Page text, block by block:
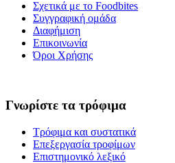
Σχετικά με το Foodbites
Συγγραφική ομάδα
Διαφήμιση
Επικοινωνία
Όροι Χρήσης
Γνωρίστε τα τρόφιμα
Τρόφιμα και συστατικά
Επεξεργασία τροφίμων
Επιστημονικό λεξικό